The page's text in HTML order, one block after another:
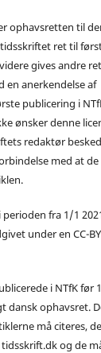
ophavsretten til
ret til
gives andre
en anerkendelse af
publicering i
ønsker denne
redaktør besked
med at
fra 1/1
under en CC-
i NTfK før
dansk ophavsret.
må citeres,
og de